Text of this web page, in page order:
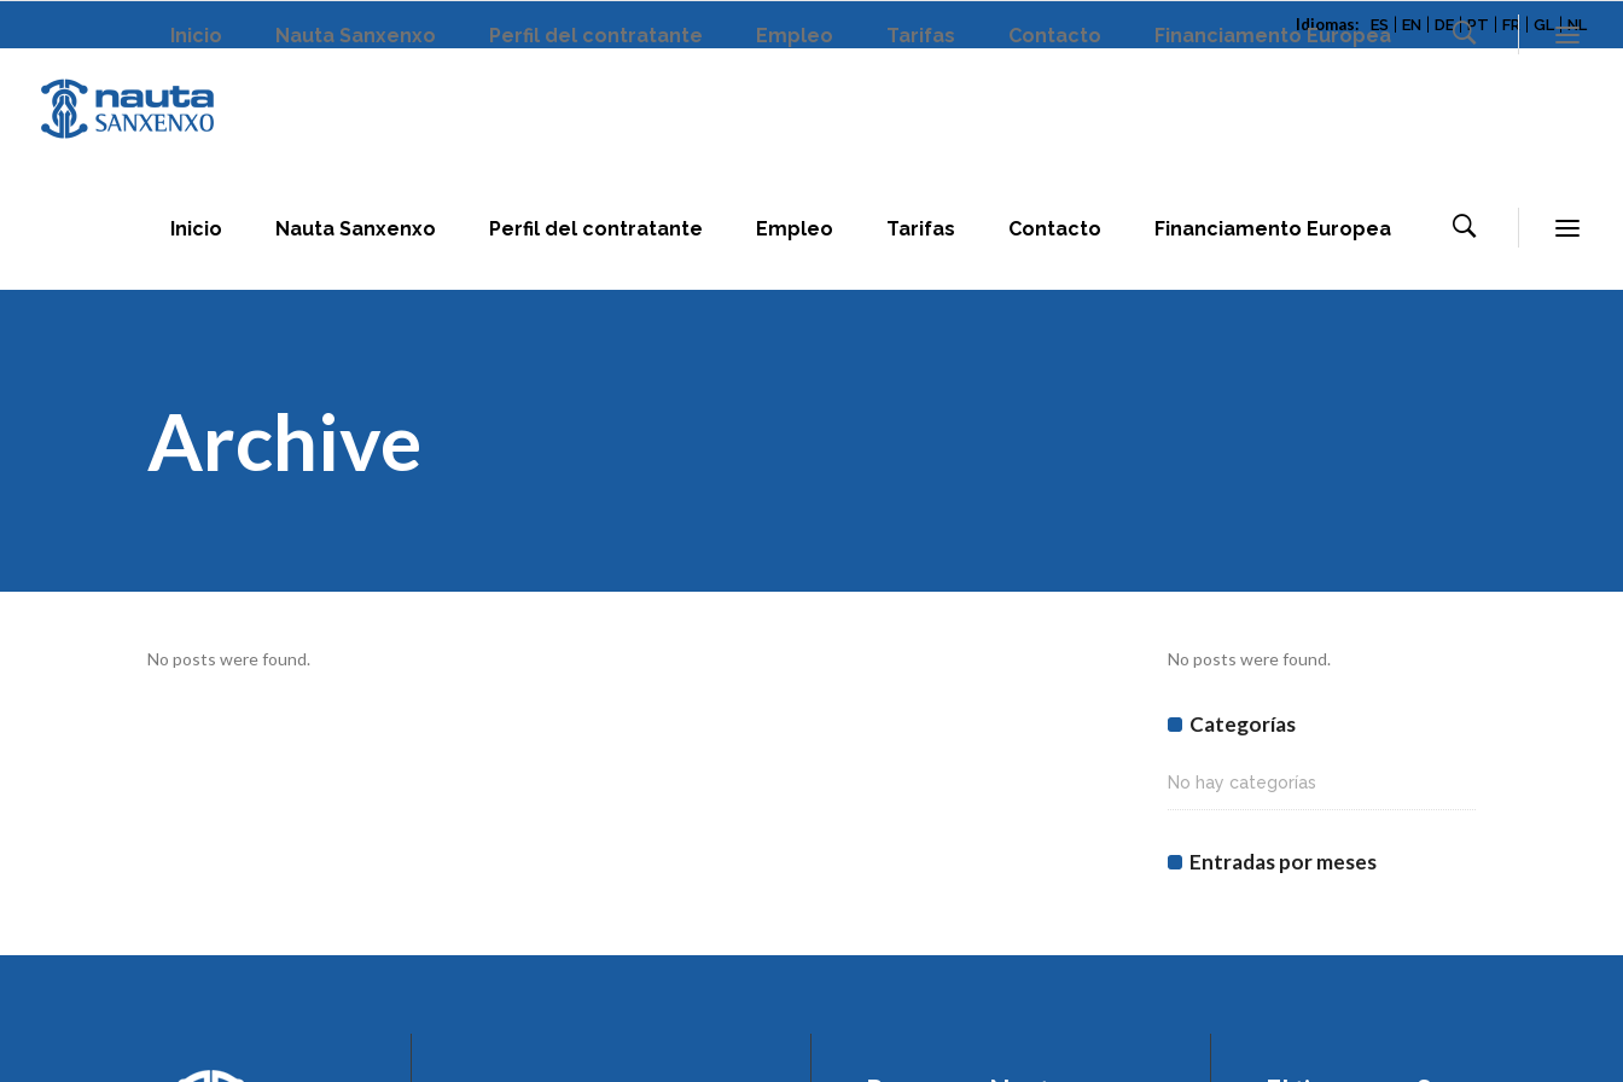
Idiomas: ES EN DE|PT FR GL|NL
Inicio Nauta Sanxenxo Perfil del contratante Empleo Tarifas Contacto Financiamento Europea
Inicio Nauta Sanxenxo Perfil del contratante Empleo Tarifas Contacto Financiamento Europea
Archive
No posts were found. No posts were found.
Categorías
No hay categorías
Entradas por meses